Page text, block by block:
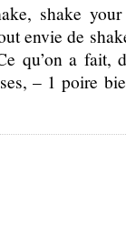
shake
envie de
qu’on a fait,
– 1 poire